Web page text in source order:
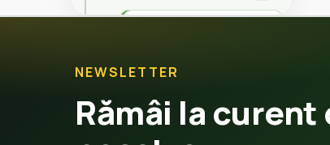
Moară
Linii pentru
uscare și răcire
1
NEWSLETTER
Rămâi la